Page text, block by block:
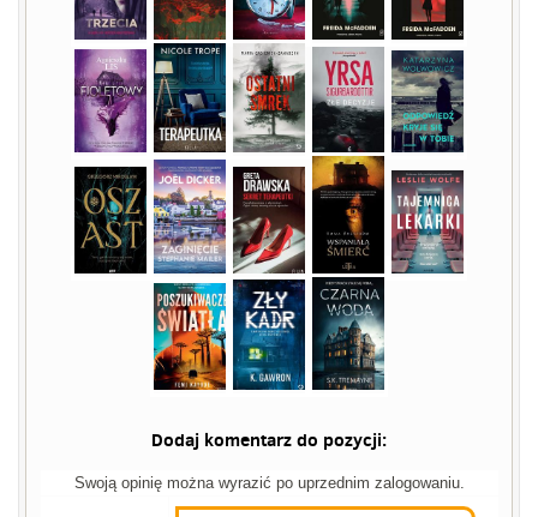
Dodaj komentarz do pozycji:
Swoją opinię można wyrazić po uprzednim zalogowaniu.